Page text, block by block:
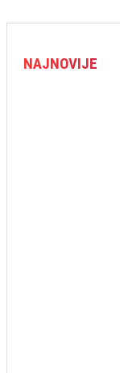
NAJNOVIJE